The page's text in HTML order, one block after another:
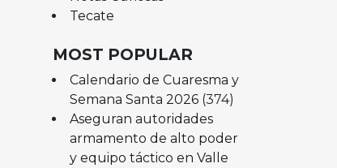
Tecate
MOST POPULAR
Calendario de Cuaresma y
Semana Santa 2026 (374)
Aseguran autoridades
armamento de alto poder
y equipo táctico en Valle